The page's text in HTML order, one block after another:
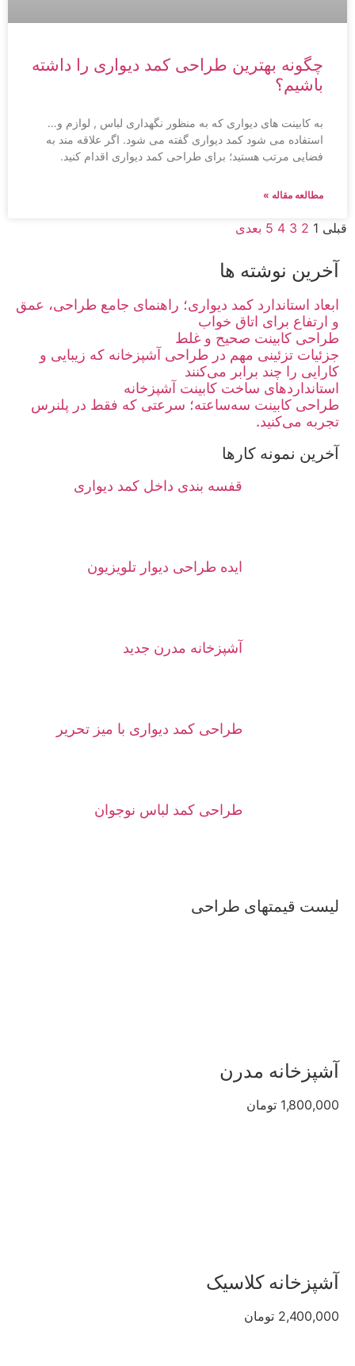
چگونه بهترین طراحی کمد دیواری را داشته
باشیم؟
به کابینت های دیواری که به منظور نگهداری لباس , لوازم و…
استفاده می شود کمد دیواری گفته می شود. اگر علاقه مند به
فضایی مرتب هستید؛ برای طراحی کمد دیواری اقدام کنید.
مطالعه مقاله »
قبلی 1
2
3
4
5 بعدی
آخرین نوشته ها
ابعاد استاندارد کمد دیواری؛ راهنمای جامع طراحی، عمق
و ارتفاع برای اتاق خواب
طراحی کابینت صحیح و غلط
جزئیات تزئینی مهم در طراحی آشپزخانه که زیبایی و
کارایی را چند برابر می‌کنند
استانداردهای ساخت کابینت آشپزخانه
طراحی کابینت سه‌ساعته؛ سرعتی که فقط در پلنرس
تجربه می‌کنید.
آخرین نمونه کارها
قفسه بندی داخل کمد دیواری
ایده طراحی دیوار تلویزیون
آشپزخانه مدرن جدید
طراحی کمد دیواری با میز تحریر
طراحی کمد لباس نوجوان
لیست قیمتهای طراحی
آشپزخانه مدرن
1,800,000 تومان
آشپزخانه کلاسیک
2,400,000 تومان